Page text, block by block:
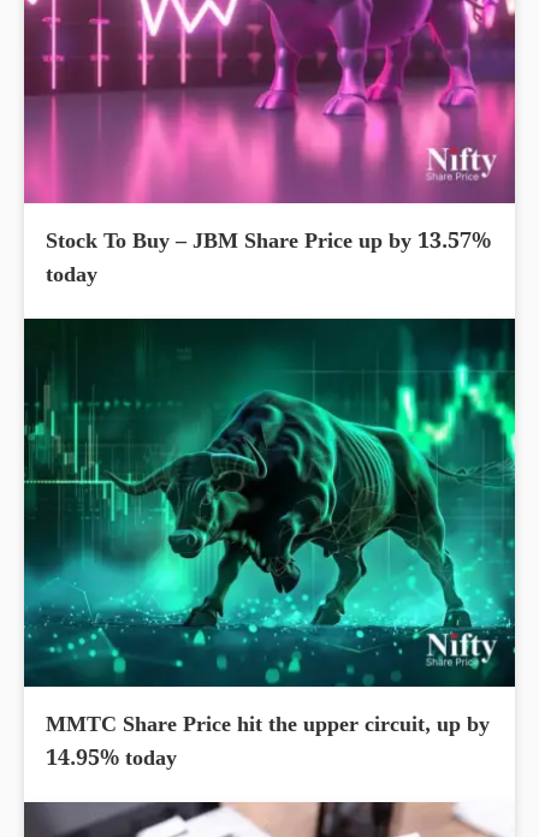
Stock To Buy – JBM Share Price up by 13.57%
today
MMTC Share Price hit the upper circuit, up by
14.95% today